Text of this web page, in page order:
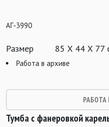
АГ-3990
Размер 85 Х 44 Х 77
Работа в архиве
РАБОТА
Тумба с фанеровкой